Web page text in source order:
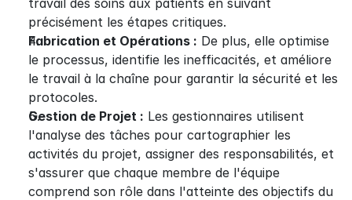
travail des soins aux patients en suivant
précisément les étapes critiques.
Fabrication et Opérations : De plus, elle optimise
le processus, identifie les inefficacités, et améliore
le travail à la chaîne pour garantir la sécurité et les
protocoles.
Gestion de Projet : Les gestionnaires utilisent
l'analyse des tâches pour cartographier les
activités du projet, assigner des responsabilités, et
s'assurer que chaque membre de l'équipe
comprend son rôle dans l'atteinte des objectifs du